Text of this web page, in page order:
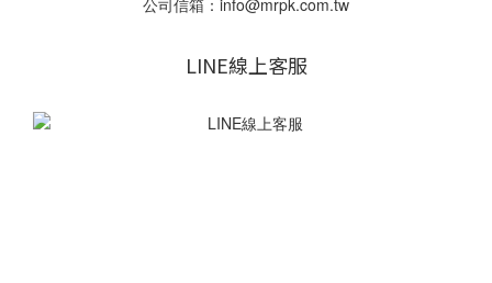
LINE線上客服